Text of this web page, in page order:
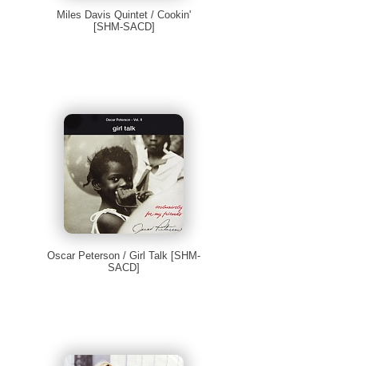
Miles Davis Quintet / Cookin'
[SHM-SACD]
Oscar Peterson / Girl Talk [SHM-
SACD]